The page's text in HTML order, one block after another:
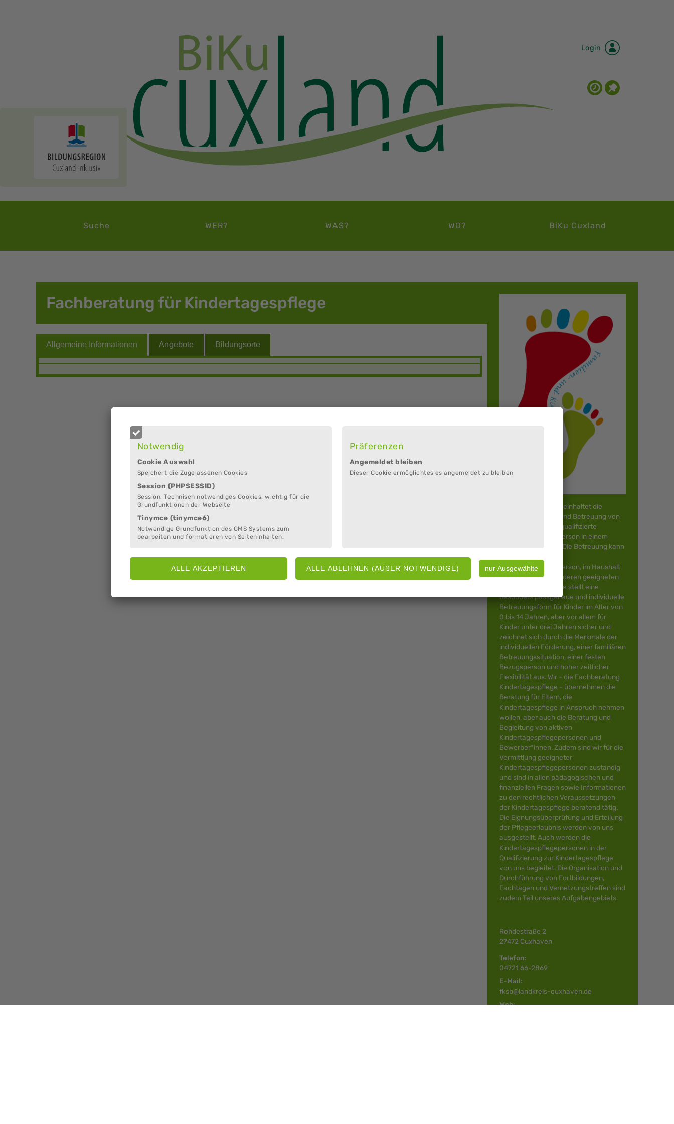
Notwendig
Cookie Auswahl
Speichert die Zugelassenen Cookies
Session (PHPSESSID)
Session, Technisch notwendiges Cookies, wichtig für die
Grundfunktionen der Webseite
Tinymce (tinymce6)
Notwendige Grundfunktion des CMS Systems zum
bearbeiten und formatieren von Seiteninhalten.
Präferenzen
Angemeldet bleiben
Dieser Cookie ermöglichtes es angemeldet zu bleiben
Suche WER? WAS? WO? BiKu Cuxland
Login
Fachberatung für Kindertagespflege
Kindertagespflege beinhaltet die
Bildung, Erziehung und Betreuung von
Kindern durch eine qualifizierte
Kindertagespflegeperson in einem
familiären Rahmen. Die Betreuung kann
Kindertagespflegeperson, im Haushalt
der Eltern oder in anderen geeigneten
Räumen erfolgen. Sie stellt eine
besonders passgenaue und individuelle
Betreuungsform für Kinder im Alter von
0 bis 14 Jahren, aber vor allem für
Kinder unter drei Jahren sicher und
zeichnet sich durch die Merkmale der
individuellen Förderung, einer familiären
Betreuungssituation, einer festen
Bezugsperson und hoher zeitlicher
Flexibilität aus. Wir - die Fachberatung
Kindertagespflege - übernehmen die
Beratung für Eltern, die
Kindertagespflege in Anspruch nehmen
wollen, aber auch die Beratung und
Begleitung von aktiven
Kindertagespflegepersonen und
Bewerber*innen. Zudem sind wir für die
Vermittlung geeigneter
Kindertagespflegepersonen zuständig
und sind in allen pädagogischen und
finanziellen Fragen sowie Informationen
zu den rechtlichen Voraussetzungen
der Kindertagespflege beratend tätig.
Die Eignungsüberprüfung und Erteilung
der Pflegeerlaubnis werden von uns
ausgestellt. Auch werden die
Kindertagespflegepersonen in der
Qualifizierung zur Kindertagespflege
von uns begleitet. Die Organisation und
Durchführung von Fortbildungen,
Fachtagen und Vernetzungstreffen sind
zudem Teil unseres Aufgabengebiets.
Rohdestraße 2
27472 Cuxhaven
Telefon:
04721 66-2869
E-Mail:
fksb@landkreis-cuxhaven.de
Web: